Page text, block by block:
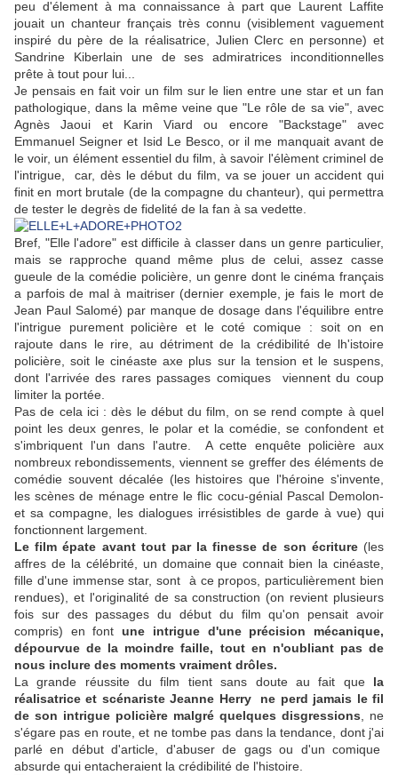
peu d'élement à ma connaissance à part que Laurent Laffite
jouait un chanteur français très connu (visiblement vaguement
inspiré du père de la réalisatrice, Julien Clerc en personne) et
Sandrine Kiberlain une de ses admiratrices inconditionnelles
prête à tout pour lui...
Je pensais en fait voir un film sur le lien entre une star et un fan
pathologique, dans la même veine que "Le rôle de sa vie", avec
Agnès Jaoui et Karin Viard ou encore "Backstage" avec
Emmanuel Seigner et Isid Le Besco, or il me manquait avant de
le voir, un élément essentiel du film, à savoir l'élèment criminel de
l'intrigue, car, dès le début du film, va se jouer un accident qui
finit en mort brutale (de la compagne du chanteur), qui permettra
de tester le degrès de fidelité de la fan à sa vedette.
Bref, "Elle l'adore" est difficile à classer dans un genre particulier,
mais se rapproche quand même plus de celui, assez casse
gueule de la comédie policière, un genre dont le cinéma français
a parfois de mal à maitriser (dernier exemple, je fais le mort de
Jean Paul Salomé) par manque de dosage dans l'équilibre entre
l'intrigue purement policière et le coté comique : soit on en
rajoute dans le rire, au détriment de la crédibilité de lh'istoire
policière, soit le cinéaste axe plus sur la tension et le suspens,
dont l'arrivée des rares passages comiques viennent du coup
limiter la portée.
Pas de cela ici : dès le début du film, on se rend compte à quel
point les deux genres, le polar et la comédie, se confondent et
s'imbriquent l'un dans l'autre. A cette enquête policière aux
nombreux rebondissements, viennent se greffer des éléments de
comédie souvent décalée (les histoires que l'héroine s'invente,
les scènes de ménage entre le flic cocu-génial Pascal Demolon-
et sa compagne, les dialogues irrésistibles de garde à vue) qui
fonctionnent largement.
Le film épate avant tout par la finesse de son écriture(les
affres de la célébrité, un domaine que connait bien la cinéaste,
fille d'une immense star, sont à ce propos, particulièrement bien
rendues), et l'originalité de sa construction (on revient plusieurs
fois sur des passages du début du film qu'on pensait avoir
compris) en fontune intrigue d'une précision mécanique,
dépourvue de la moindre faille, tout en n'oubliant pas de
nous inclure des moments vraiment drôles.
La grande réussite du film tient sans doute au fait quela
réalisatrice et scénariste Jeanne Herry ne perd jamais le fil
de son intrigue policière malgré quelques disgressions , ne
s'égare pas en route, et ne tombe pas dans la tendance, dont j'ai
parlé en début d'article, d'abuser de gags ou d'un comique
absurde qui entacheraient la crédibilité de l'histoire.